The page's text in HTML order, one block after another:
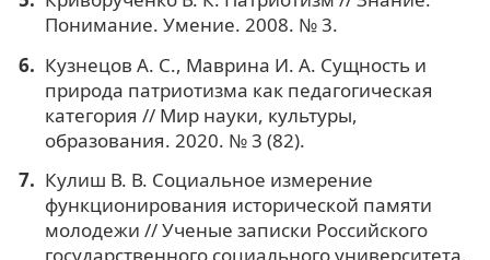
Понимание. Умение. 2008. № 3.
Кузнецов А. С., Маврина И. А. Сущность и
природа патриотизма как педагогическая
категория // Мир науки, культуры,
образования. 2020. № 3 (82).
Кулиш В. В. Социальное измерение
функционирования исторической памяти
молодежи // Ученые записки Российского